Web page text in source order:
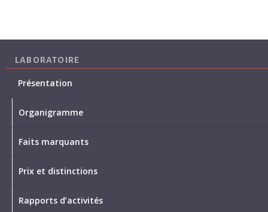
LABORATOIRE
Présentation
Organigramme
Faits marquants
Prix et distinctions
Rapports d’activités